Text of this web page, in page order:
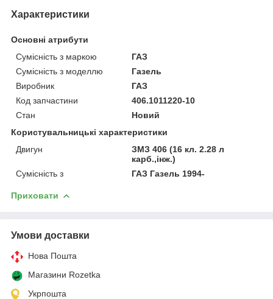
Характеристики
Основні атрибути
Сумісність з маркою
ГАЗ
Сумісність з моделлю
Газель
Виробник
ГАЗ
Код запчастини
406.1011220-10
Стан
Новий
Користувальницькі характеристики
Двигун
ЗМЗ 406 (16 кл. 2.28 л
карб.,інж.)
Сумісність з
ГАЗ Газель 1994-
Приховати
Умови доставки
Нова Пошта
Магазини Rozetka
Укрпошта